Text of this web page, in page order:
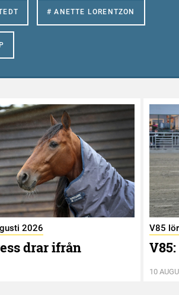
# ANETTE LORENTZON
2026
drar ifrån
V85
10